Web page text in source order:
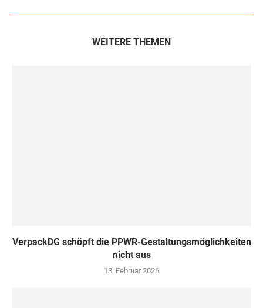
WEITERE THEMEN
VerpackDG schöpft die PPWR-Gestaltungsmöglichkeiten
nicht aus
13. Februar 2026